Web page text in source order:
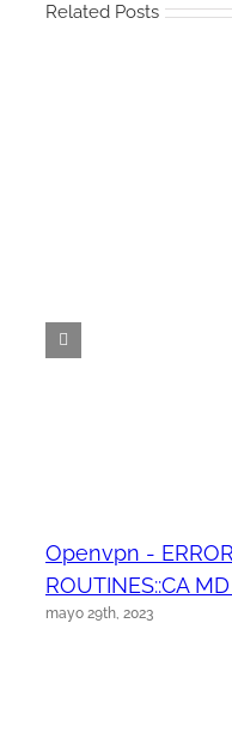
Related Posts
Openvpn -
ROUTINES::CA
mayo 29th, 2023